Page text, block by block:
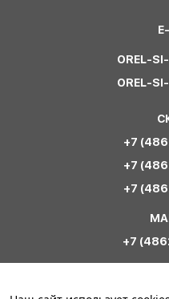
OREL-
OREL-
+7
+7
+7
+7